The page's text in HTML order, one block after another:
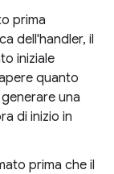
prima
dell'handler, il
iniziale
quanto
una
di inizio in
prima che il